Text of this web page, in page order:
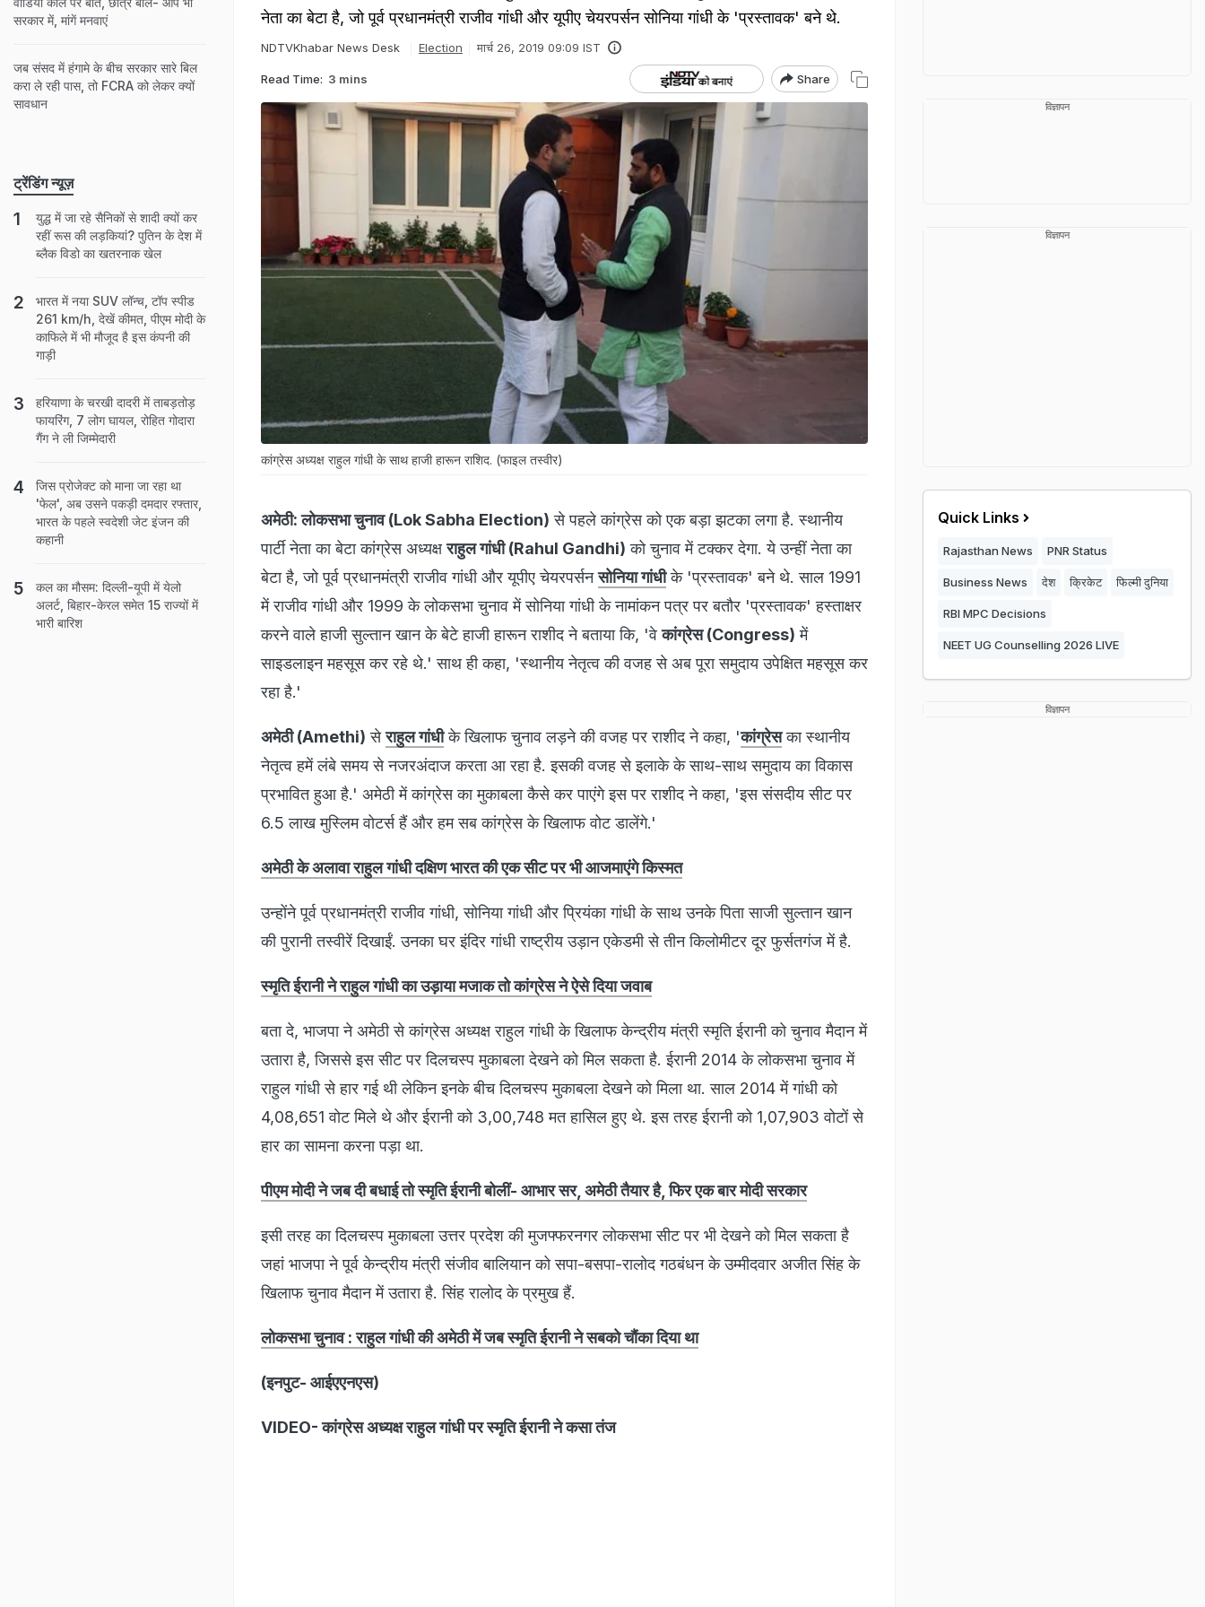
नेता का बेटा है, जो पूर्व प्रधानमंत्री राजीव गांधी और यूपीए चेयरपर्सन सोनिया गांधी के 'प्रस्तावक' बने थे.
NDTVKhabar News Desk Election मार्च 26, 2019 09:09 IST
Read Time: 3 mins Share
कांग्रेस अध्यक्ष राहुल गांधी के साथ हाजी हारून राशिद. (फाइल तस्वीर)
अमेठी: लोकसभा चुनाव (Lok Sabha Election) से पहले कांग्रेस को एक बड़ा झटका लगा है. स्थानीय
पार्टी नेता का बेटा कांग्रेस अध्यक्षराहुल गांधी (Rahul Gandhi) को चुनाव में टक्कर देगा. ये उन्हीं नेता का
बेटा है, जो पूर्व प्रधानमंत्री राजीव गांधी और यूपीए चेयरपर्सनसोनिया गांधीके 'प्रस्तावक' बने थे. साल 1991
में राजीव गांधी और 1999 के लोकसभा चुनाव में सोनिया गांधी के नामांकन पत्र पर बतौर 'प्रस्तावक' हस्ताक्षर
करने वाले हाजी सुल्तान खान के बेटे हाजी हारून राशीद ने बताया कि, 'वेकांग्रेस (Congress) में
साइडलाइन महसूस कर रहे थे.' साथ ही कहा, 'स्थानीय नेतृत्व की वजह से अब पूरा समुदाय उपेक्षित महसूस कर
रहा है.'
अमेठी (Amethi) सेराहुल गांधीके खिलाफ चुनाव लड़ने की वजह पर राशीद ने कहा, 'कांग्रेसका स्थानीय
नेतृत्व हमें लंबे समय से नजरअंदाज करता आ रहा है. इसकी वजह से इलाके के साथ-साथ समुदाय का विकास
प्रभावित हुआ है.' अमेठी में कांग्रेस का मुकाबला कैसे कर पाएंगे इस पर राशीद ने कहा, 'इस संसदीय सीट पर
6.5 लाख मुस्लिम वोटर्स हैं और हम सब कांग्रेस के खिलाफ वोट डालेंगे.'
अमेठी के अलावा राहुल गांधी दक्षिण भारत की एक सीट पर भी आजमाएंगे किस्‍मत
उन्होंने पूर्व प्रधानमंत्री राजीव गांधी, सोनिया गांधी और प्रियंका गांधी के साथ उनके पिता साजी सुल्तान खान
की पुरानी तस्वीरें दिखाईं. उनका घर इंदिर गांधी राष्ट्रीय उड़ान एकेडमी से तीन किलोमीटर दूर फुर्सतगंज में है.
स्मृति ईरानी ने राहुल गांधी का उड़ाया मजाक तो कांग्रेस ने ऐसे दिया जवाब
बता दे, भाजपा ने अमेठी से कांग्रेस अध्यक्ष राहुल गांधी के खिलाफ केन्द्रीय मंत्री स्मृति ईरानी को चुनाव मैदान में
उतारा है, जिससे इस सीट पर दिलचस्प मुकाबला देखने को मिल सकता है. ईरानी 2014 के लोकसभा चुनाव में
राहुल गांधी से हार गई थी लेकिन इनके बीच दिलचस्प मुकाबला देखने को मिला था. साल 2014 में गांधी को
4,08,651 वोट मिले थे और ईरानी को 3,00,748 मत हासिल हुए थे. इस तरह ईरानी को 1,07,903 वोटों से
हार का सामना करना पड़ा था.
पीएम मोदी ने जब दी बधाई तो स्मृति ईरानी बोलीं- आभार सर, अमेठी तैयार है, फिर एक बार मोदी सरकार
इसी तरह का दिलचस्प मुकाबला उत्तर प्रदेश की मुजफ्फरनगर लोकसभा सीट पर भी देखने को मिल सकता है
जहां भाजपा ने पूर्व केन्द्रीय मंत्री संजीव बालियान को सपा-बसपा-रालोद गठबंधन के उम्मीदवार अजीत सिंह के
खिलाफ चुनाव मैदान में उतारा है. सिंह रालोद के प्रमुख हैं.
लोकसभा चुनाव : राहुल गांधी की अमेठी में जब स्मृति ईरानी ने सबको चौंका दिया था
(इनपुट- आईएएनएस)
VIDEO- कांग्रेस अध्यक्ष राहुल गांधी पर स्मृति ईरानी ने कसा तंज
सरकार में, मांगें मनवाएं
जब संसद में हंगामे के बीच सरकार सारे बिल
करा ले रही पास, तो FCRA को लेकर क्यों
सावधान
ट्रेंडिंग न्यूज़
युद्ध में जा रहे सैनिकों से शादी क्यों कर
रहीं रूस की लड़कियां? पुतिन के देश में
ब्लैक विडो का खतरनाक खेल
भारत में नया SUV लॉन्च, टॉप स्पीड
261 km/h, देखें कीमत, पीएम मोदी के
काफिले में भी मौजूद है इस कंपनी की
गाड़ी
हरियाणा के चरखी दादरी में ताबड़तोड़
फायरिंग, 7 लोग घायल, रोहित गोदारा
गैंग ने ली जिम्मेदारी
जिस प्रोजेक्ट को माना जा रहा था
'फेल', अब उसने पकड़ी दमदार रफ्तार,
भारत के पहले स्वदेशी जेट इंजन की
कहानी
कल का मौसम: दिल्ली-यूपी में येलो
अलर्ट, बिहार-केरल समेत 15 राज्यों में
भारी बारिश
विज्ञापन
विज्ञापन
Quick Links
Rajasthan News PNR Status
Business News देश क्रिकेट फिल्मी दुनिया
RBI MPC Decisions
NEET UG Counselling 2026 LIVE
विज्ञापन